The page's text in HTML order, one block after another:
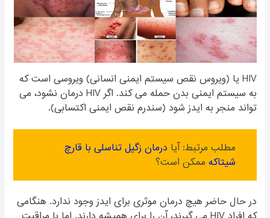
HIV یا (ویروس نقص سیستم ایمنی انسانی) ویروسی است که
به سیستم ایمنی بدن حمله می کند. اگر HIV درمان نشود، می
تواند منجر به ایدز شود (سندرم نقص ایمنی اکتسابی).
مطلب مرتبط: آیا درمان زگیل تناسلی با قارچ
شیتاکه ممکن است؟
در حال حاضر هیچ درمان موثری برای ایدز وجود ندارد. هنگامی